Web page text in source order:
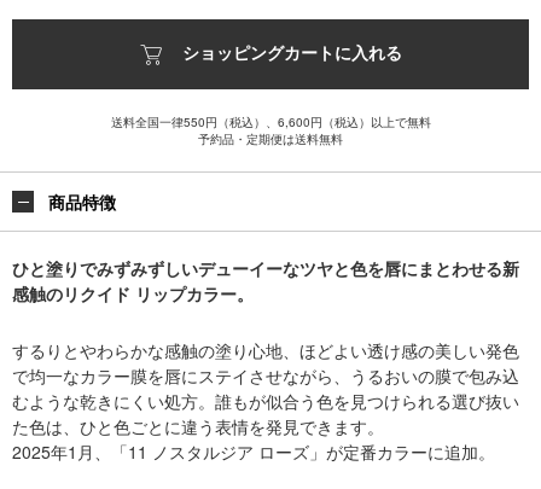
ショッピングカートに入れる
送料全国一律550円（税込）、6,600円（税込）以上で無料
予約品・定期便は送料無料
商品特徴
ひと塗りでみずみずしいデューイーなツヤと色を唇にまとわせる新
感触のリクイド リップカラー。
するりとやわらかな感触の塗り心地、ほどよい透け感の美しい発色
で均一なカラー膜を唇にステイさせながら、うるおいの膜で包み込
むような乾きにくい処方。誰もが似合う色を見つけられる選び抜い
た色は、ひと色ごとに違う表情を発見できます。
2025年1月、「11 ノスタルジア ローズ」が定番カラーに追加。